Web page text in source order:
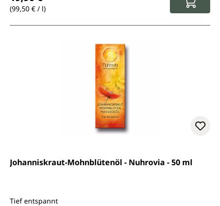
(99,50 € / l)
Johanniskraut-Mohnblütenöl - Nuhrovia - 50 ml
Tief entspannt